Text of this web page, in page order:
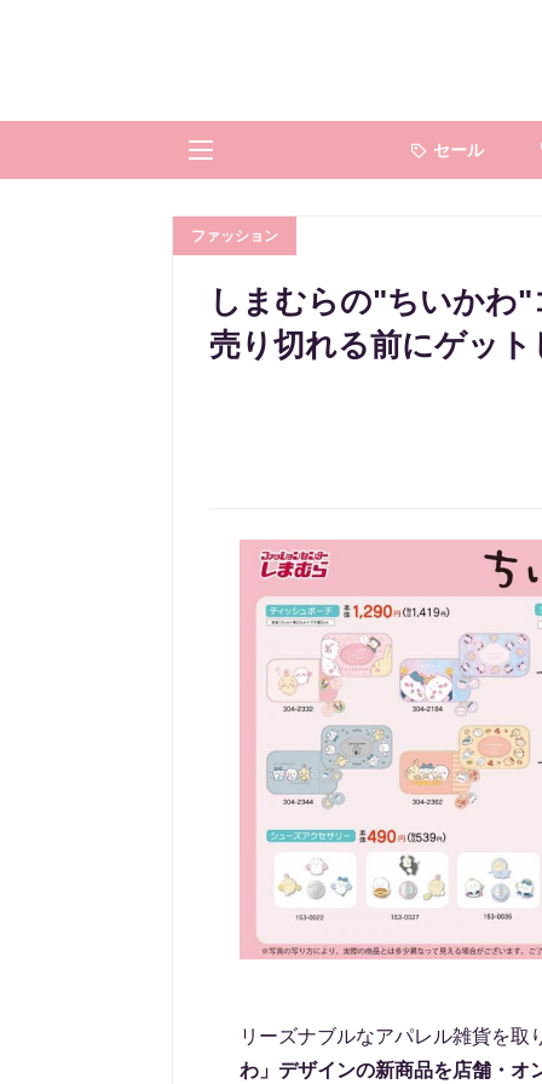
セール
ファッション
しまむらの"ちいかわ
売り切れる前にゲッ
リーズナブルなアパレル雑貨を取
わ」デザインの新商品を店舗・オ